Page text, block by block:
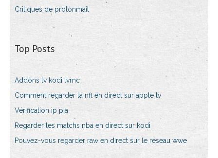
Critiques de protonmail
Top Posts
Addons tv kodi tvmc
Comment regarder la nfl en direct sur apple tv
Vérification ip pia
Regarder les matchs nba en direct sur kodi
Pouvez-vous regarder raw en direct sur le réseau wwe